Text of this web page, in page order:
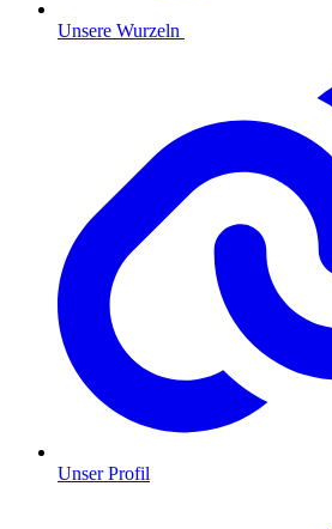
Unsere Wurzeln
Unser Profil